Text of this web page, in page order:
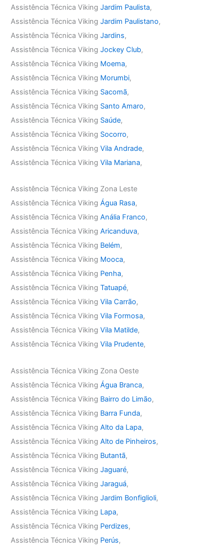
Assistência Técnica VikingJardim Paulista,
Assistência Técnica VikingJardim Paulistano,
Assistência Técnica VikingJardins,
Assistência Técnica VikingJockey Club,
Assistência Técnica Viking Moema,
Assistência Técnica Viking Morumbi,
Assistência Técnica Viking Sacomã,
Assistência Técnica Viking Santo Amaro,
Assistência Técnica Viking Saúde,
Assistência Técnica Viking Socorro,
Assistência Técnica VikingVila Andrade,
Assistência Técnica VikingVila Mariana,
Assistência Técnica Viking Zona Leste
Assistência Técnica VikingÁgua Rasa,
Assistência Técnica VikingAnália Franco,
Assistência Técnica VikingAricanduva,
Assistência Técnica Viking Belém,
Assistência Técnica Viking Mooca,
Assistência Técnica Viking Penha,
Assistência Técnica VikingTatuapé,
Assistência Técnica VikingVila Carrão,
Assistência Técnica VikingVila Formosa,
Assistência Técnica VikingVila Matilde,
Assistência Técnica VikingVila Prudente,
Assistência Técnica Viking Zona Oeste
Assistência Técnica VikingÁgua Branca,
Assistência Técnica Viking Bairro do Limão,
Assistência Técnica Viking Barra Funda,
Assistência Técnica VikingAlto da Lapa,
Assistência Técnica VikingAlto de Pinheiros,
Assistência Técnica Viking Butantã,
Assistência Técnica VikingJaguaré,
Assistência Técnica VikingJaraguá,
Assistência Técnica VikingJardim Bonfiglioli,
Assistência Técnica Viking Lapa,
Assistência Técnica Viking Perdizes,
Assistência Técnica Viking Perús,